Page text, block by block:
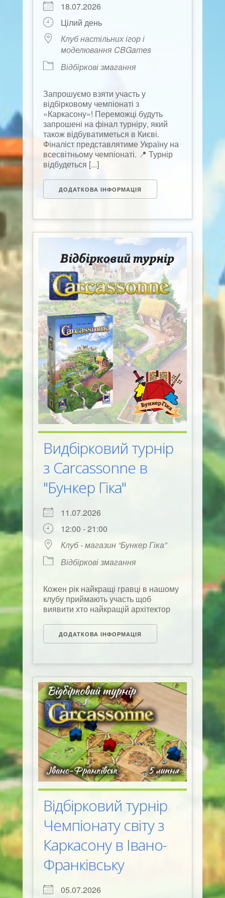
18.07.2026
Цілий день
Клуб настільних ігор і
моделювання CBGames
Відбіркові змагання
Запрошуємо взяти участь у
відбірковому чемпіонаті з
«Каркасону»! Переможці будуть
запрошені на фінал турніру, який
також відбуватиметься в Києві.
Фіналіст представлятиме Україну на
всесвітньому чемпіонаті. 📍 Турнір
відбудеться [...]
ДОДАТКОВА ІНФОРМАЦІЯ
Видбірковий турнір
з Carcassonne в
"Бункер Гіка"
11.07.2026
12:00 - 21:00
Клуб - магазин “Бункер Гіка”
Відбіркові змагання
Кожен рік найкращі гравці в нашому
клубу приймають участь щоб
виявити хто найкращій архітектор
ДОДАТКОВА ІНФОРМАЦІЯ
Відбірковий турнір
Чемпіонату світу з
Каркасону в Івано-
Франківську
05.07.2026